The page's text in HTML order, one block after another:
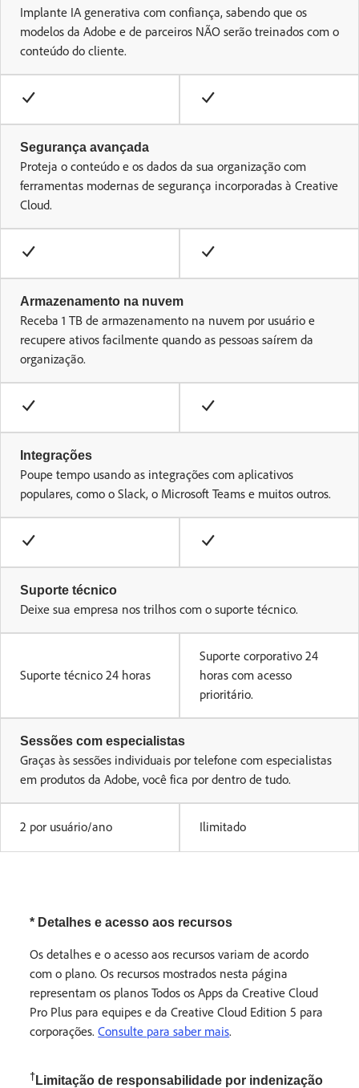
Implante IA generativa com confiança, sabendo que os
modelos da Adobe e de parceiros NÃO serão treinados com o
conteúdo do cliente.
Segurança avançada
Proteja o conteúdo e os dados da sua organização com
ferramentas modernas de segurança incorporadas à Creative
Cloud.
Armazenamento na nuvem
Receba 1 TB de armazenamento na nuvem por usuário e
recupere ativos facilmente quando as pessoas saírem da
organização.
Integrações
Poupe tempo usando as integrações com aplicativos
populares, como o Slack, o Microsoft Teams e muitos outros.
Suporte técnico
Deixe sua empresa nos trilhos com o suporte técnico.
Suporte técnico 24 horas
Suporte corporativo 24
horas com acesso
prioritário.
Sessões com especialistas
Graças às sessões individuais por telefone com especialistas
em produtos da Adobe, você fica por dentro de tudo.
2 por usuário/ano Ilimitado
* Detalhes e acesso aos recursos
Os detalhes e o acesso aos recursos variam de acordo
com o plano. Os recursos mostrados nesta página
representam os planos Todos os Apps da Creative Cloud
Pro Plus para equipes e da Creative Cloud Edition 5 para
corporações.Consulte para saber mais.
† Limitação de responsabilidade por indenização